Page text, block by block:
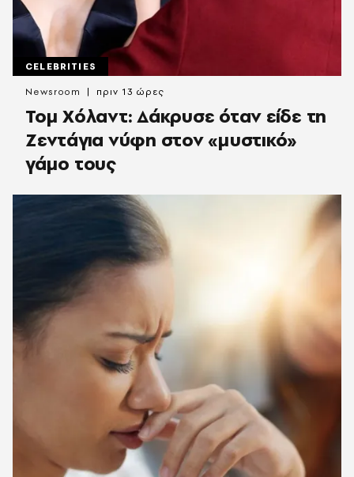
CELEBRITIES
Τομ Χόλαντ: Δάκρυσε όταν είδε τη
Ζεντάγια νύφη στον «μυστικό»
γάμο τους
Newsroom πριν 13 ώρες